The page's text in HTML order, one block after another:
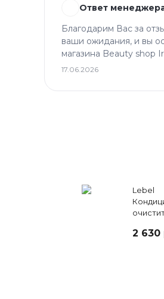
Ответ
Благодарим Вас за
ваши ожидания, и вы
магазина Beauty shop
17.06.2026
Lebel
2 630